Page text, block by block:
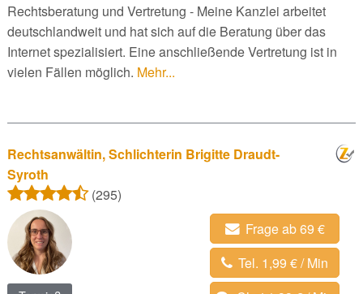
Rechtsberatung und Vertretung - Meine Kanzlei arbeitet
deutschlandweit und hat sich auf die Beratung über das
Internet spezialisiert. Eine anschließende Vertretung ist in
vielen Fällen möglich. Mehr...
Rechtsanwältin, Schlichterin Brigitte Draudt-
Syroth
(295)
Frage ab 69 €
Tel. 1,99 € / Min